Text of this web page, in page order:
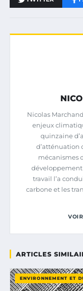
Nicolas
enjeux
quinzaine
d’atténuation
mécanismes
développement
travail l’a
carbone et les
ARTICLES
ENVIRONNEMENT ET